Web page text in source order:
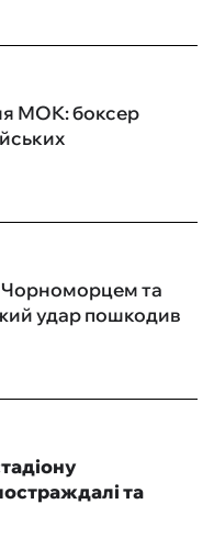
МОК: боксер
Чорноморцем та
удар пошкодив
та